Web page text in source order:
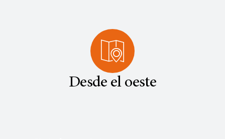
Desde el oeste